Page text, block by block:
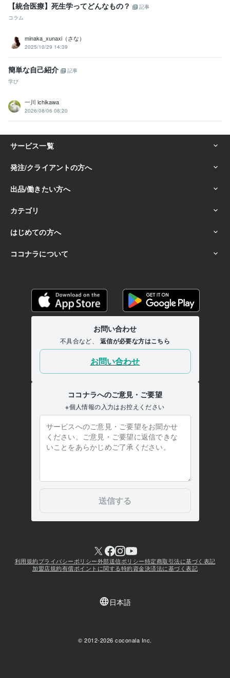
【統合医療】死生学ってどんなもの？
記事
コラム
minaka_xunaxi（さな）
2025/10/29 14:39
簡単な自己紹介
記事
学び
一川 ichikawa
2026/08/06 08:20